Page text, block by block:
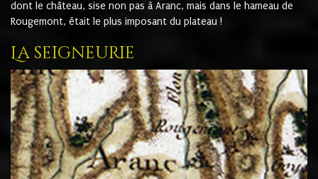
dont le château, sise non pas à Aranc, mais dans le hameau de
Rougemont, était le plus imposant du plateau !
La seigneurie